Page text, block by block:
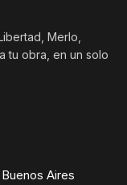
Merlo,
tu obra, en un solo
Aires